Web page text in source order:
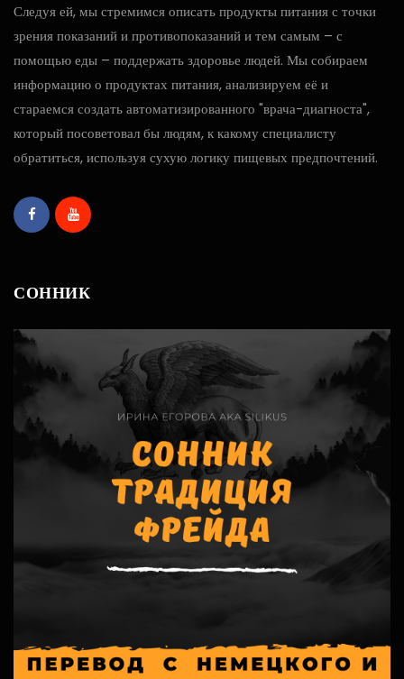
Следуя ей, мы стремимся описать продукты питания с точки
зрения показаний и противопоказаний и тем самым – с
помощью еды – поддержать здоровье людей. Мы собираем
информацию о продуктах питания, анализируем её и
стараемся создать автоматизированного "врача-диагноста",
который посоветовал бы людям, к какому специалисту
обратиться, используя сухую логику пищевых предпочтений.
СОННИК